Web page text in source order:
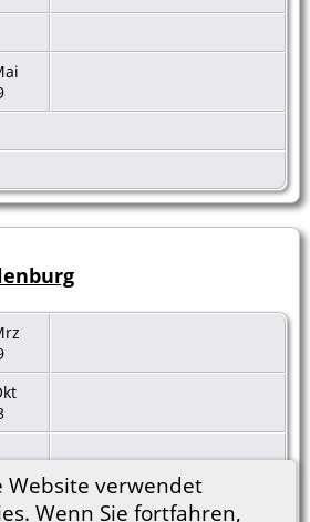
Website verwendet
Wenn Sie fortfahren,
Friedrich v.d.Schulenburg